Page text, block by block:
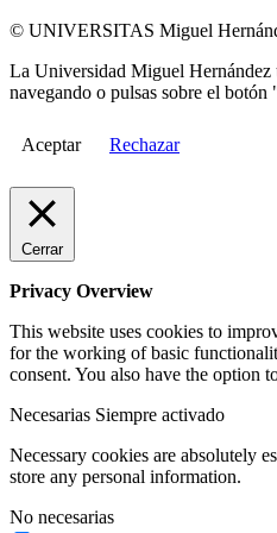
© UNIVERSITAS Miguel
La Universidad Miguel Hernández
navegando o pulsas sobre el
Aceptar Rechazar
Cerrar
Privacy Overview
This website uses cookies to
for the working of basic
consent. You also have the option
Necesarias Siempre activado
Necessary cookies are absolutely
store any personal information.
No necesarias